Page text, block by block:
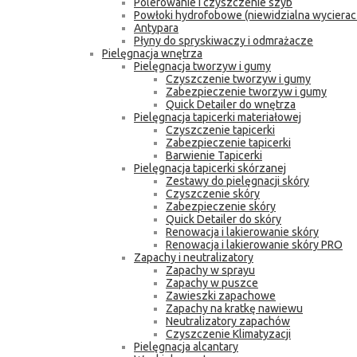
Powłoki hydrofobowe (niewidzialna
Antypara
Płyny do spryskiwaczy i odmrażacze
Pielęgnacja wnętrza
Pielęgnacja tworzyw i gumy
Czyszczenie tworzyw i gumy
Zabezpieczenie tworzyw i gumy
Quick Detailer do wnętrza
Pielęgnacja tapicerki materiałowej
Czyszczenie tapicerki
Zabezpieczenie tapicerki
Barwienie Tapicerki
Pielęgnacja tapicerki skórzanej
Zestawy do pielęgnacji skóry
Czyszczenie skóry
Zabezpieczenie skóry
Quick Detailer do skóry
Renowacja i lakierowanie skóry
Renowacja i lakierowanie skóry PRO
Zapachy i neutralizatory
Zapachy w sprayu
Zapachy w puszce
Zawieszki zapachowe
Zapachy na kratkę nawiewu
Neutralizatory zapachów
Czyszczenie Klimatyzacji
Pielęgnacja alcantary